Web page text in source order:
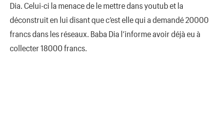
Dia. Celui-ci la menace de le mettre dans youtub et la
déconstruit en lui disant que c’est elle qui a demandé 20000
francs dans les réseaux. Baba Dia l’informe avoir déjà eu à
collecter 18000 francs.